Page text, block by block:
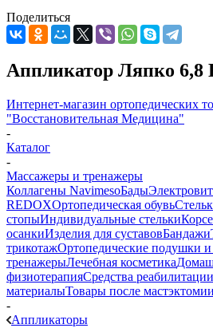
Поделиться
Аппликатор Ляпко 6,8
Интернет-магазин ортопедических
"Восстановительная Медицина"
-
Каталог
-
Массажеры и тренажеры
Коллагены NavimesoБады
REDOXОртопедическая обувь
стопыИндивидуальные стельки
осанкиИзделия для суставовБандажи
трикотажОртопедические подушки
тренажерыЛечебная косметика
физиотерапияСредства реабилитации
материалыТовары после мастэктомии
-
Аппликаторы